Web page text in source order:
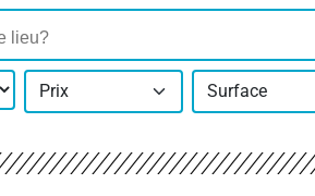
Prix Surface